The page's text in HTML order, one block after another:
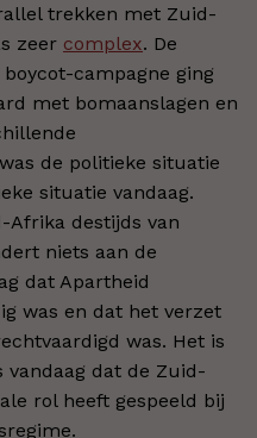
trekken met Zuid-
zeer complex. De
campagne ging
met bomaanslagen en
de politieke situatie
situatie vandaag.
Afrika destijds van
niets aan de
dat Apartheid
was en dat het verzet
was. Het is
vandaag dat de Zuid-
rol heeft gespeeld bij